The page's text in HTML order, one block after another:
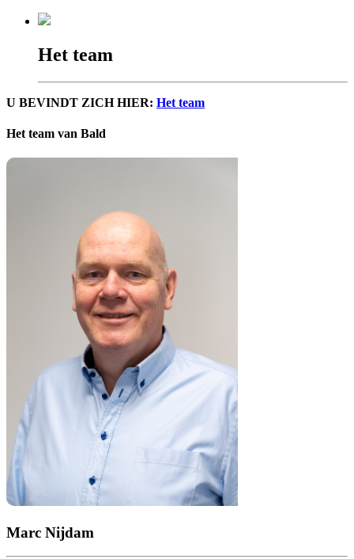
Het team
U BEVINDT ZICH HIER: Het team
Het team van Bald
Marc Nijdam